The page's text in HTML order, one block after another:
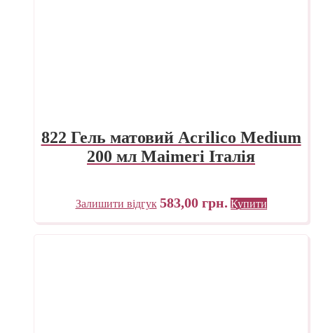
822 Гель матовий Acrilico Medium
200 мл Maimeri Італія
Залишити відгук 583,00 грн. Купити